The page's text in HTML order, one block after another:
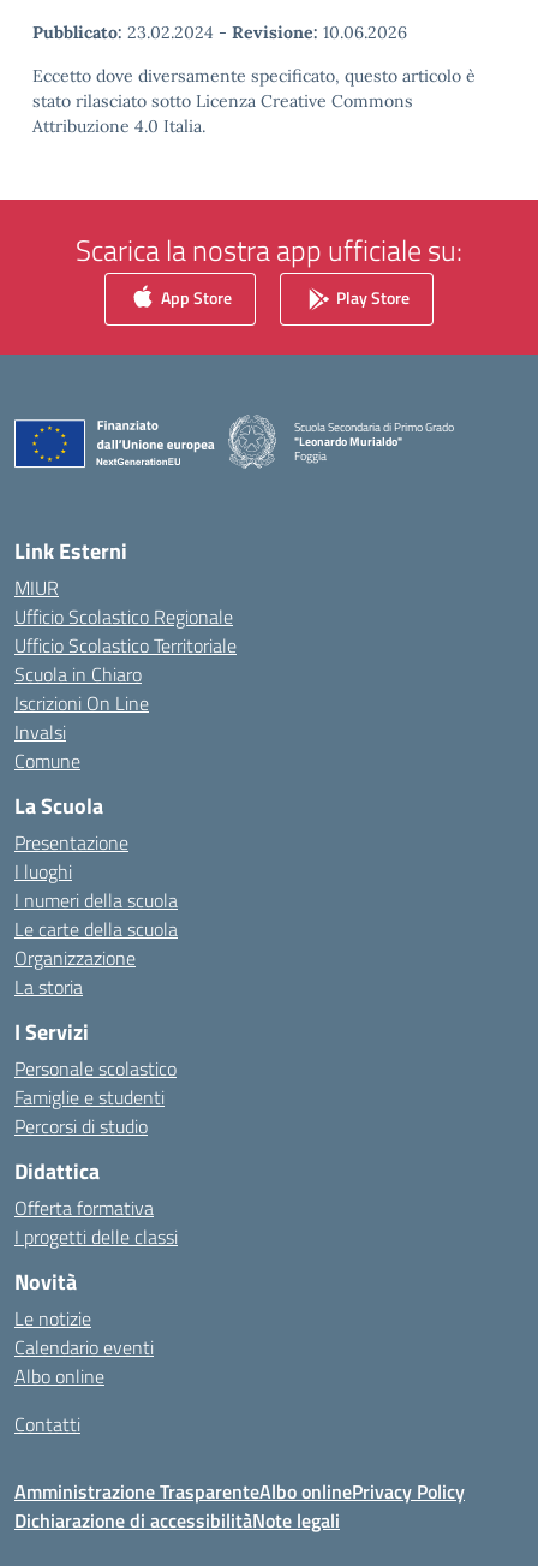
Pubblicato: 23.02.2024 - Revisione: 10.06.2026
Eccetto dove diversamente specificato, questo articolo è
stato rilasciato sotto Licenza Creative Commons
Attribuzione 4.0 Italia.
Scarica la nostra app ufficiale su:
App Store Play Store
Scuola Secondaria di Primo Grado
"Leonardo Murialdo"
Foggia
— Visita la pagina iniziale della scuola
Link Esterni
MIUR
Ufficio Scolastico Regionale
Ufficio Scolastico Territoriale
Scuola in Chiaro
Iscrizioni On Line
Invalsi
Comune
La Scuola
Presentazione
I luoghi
I numeri della scuola
Le carte della scuola
Organizzazione
La storia
I Servizi
Personale scolastico
Famiglie e studenti
Percorsi di studio
Didattica
Offerta formativa
I progetti delle classi
Novità
Le notizie
Calendario eventi
Albo online
Contatti
Amministrazione TrasparenteAlbo onlinePrivacy Policy
Dichiarazione di accessibilitàNote legali